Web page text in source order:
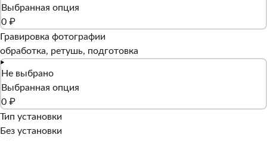
Выбранная опция
0 ₽
Гравировка фотографии
обработка, ретушь, подготовка
Не выбрано
Выбранная опция
0 ₽
Тип установки
Без установки